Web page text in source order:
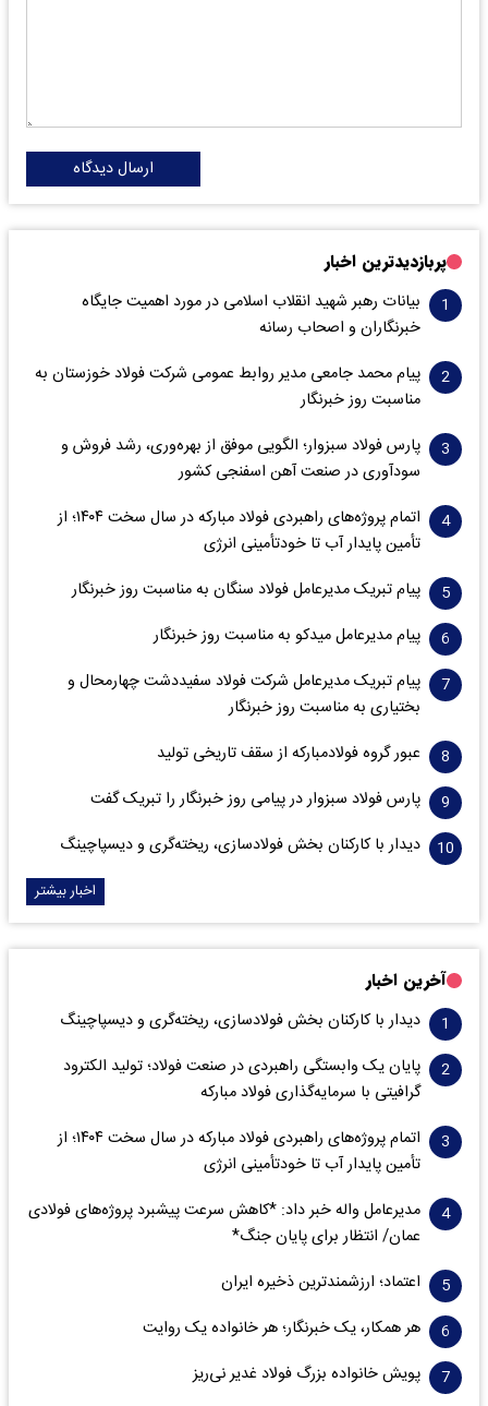
ارسال دیدگاه
پربازدیدترین اخبار
بیانات رهبر شهید انقلاب اسلامی در مورد اهمیت جایگاه
خبرنگاران و اصحاب رسانه
پیام محمد جامعی مدیر روابط عمومی شرکت فولاد خوزستان به
مناسبت روز خبرنگار
پارس فولاد سبزوار؛ الگویی موفق از بهره‌وری، رشد فروش و
سود‌آوری در صنعت آهن اسفنجی کشور
اتمام پروژه‌های راهبردی فولاد مبارکه در سال سخت ۱۴۰۴؛ از
تأمین پایدار آب تا خودتأمینی انرژی
پیام تبریک مدیرعامل فولاد سنگان به مناسبت روز خبرنگار
پیام مدیرعامل میدکو به مناسبت روز خبرنگار
پیام تبریک مدیرعامل شرکت فولاد سفیددشت چهارمحال و
بختیاری به مناسبت روز خبرنگار
عبور گروه فولادمبارکه از سقف تاریخی تولید
پارس فولاد سبزوار در پیامی روز خبرنگار را تبریک گفت
دیدار با کارکنان بخش فولادسازی، ریخته‌گری و دیسپاچینگ
اخبار بیشتر
آخرین اخبار
دیدار با کارکنان بخش فولادسازی، ریخته‌گری و دیسپاچینگ
پایان یک وابستگی راهبردی در صنعت فولاد؛ تولید الکترود
گرافیتی با سرمایه‌گذاری فولاد مبارکه
اتمام پروژه‌های راهبردی فولاد مبارکه در سال سخت ۱۴۰۴؛ از
تأمین پایدار آب تا خودتأمینی انرژی
مدیرعامل واله خبر داد: *کاهش سرعت پیشبرد پروژه‌های فولادی
عمان/ انتظار برای پایان جنگ*
اعتماد؛ ارزشمندترین ذخیره ایران
هر همکار، یک خبرنگار؛ هر خانواده یک روایت
پویش خانواده بزرگ فولاد غدیر نی‌ریز